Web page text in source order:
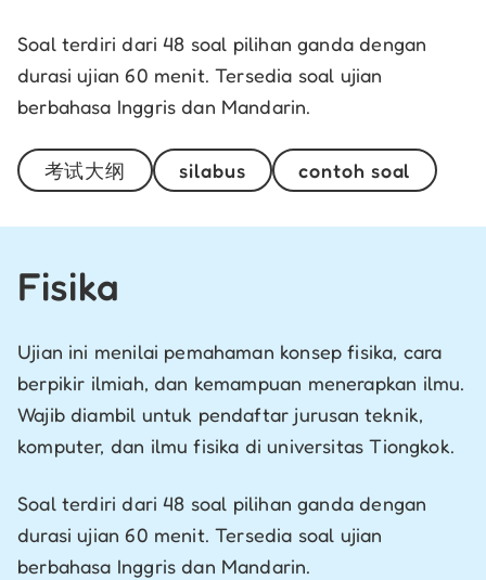
Soal terdiri dari 48 soal pilihan ganda dengan
durasi ujian 60 menit. Tersedia soal ujian
berbahasa Inggris dan Mandarin.
考试大纲 silabus contoh soal
Fisika
Ujian ini menilai pemahaman konsep fisika, cara
berpikir ilmiah, dan kemampuan menerapkan ilmu.
Wajib diambil untuk pendaftar jurusan teknik,
komputer, dan ilmu fisika di universitas Tiongkok.
Soal terdiri dari 48 soal pilihan ganda dengan
durasi ujian 60 menit. Tersedia soal ujian
berbahasa Inggris dan Mandarin.